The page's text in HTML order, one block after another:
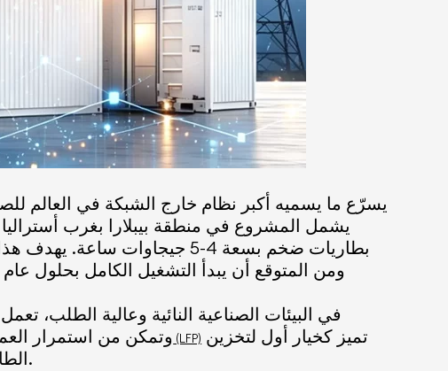
بطاريات ضخم بسعة 4-5
في البيئات الصناعية النائية وعالية الطلب،
وتمكن من استمرار بطاريات فوسفات الحديد والليثيوم (LFP)
الطاقة الصناعي في الشبكات الصغيرة المعزولة ومشاريع الطاقة الشمسية والتخزين واسعة النطاق.